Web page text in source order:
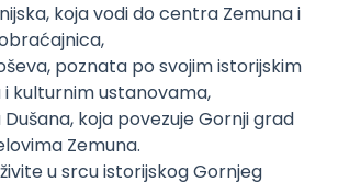
koja vodi do centra Zemuna i
poznata po svojim istorijskim
kulturnim ustanovama,
koja povezuje Gornji grad
Zemuna.
u srcu istorijskog Gornjeg